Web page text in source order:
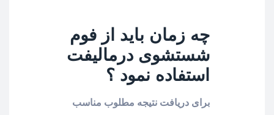
چه زمان باید از فوم
شستشوی درمالیفت
استفاده نمود ؟
برای دریافت نتیجه مطلوب مناسب